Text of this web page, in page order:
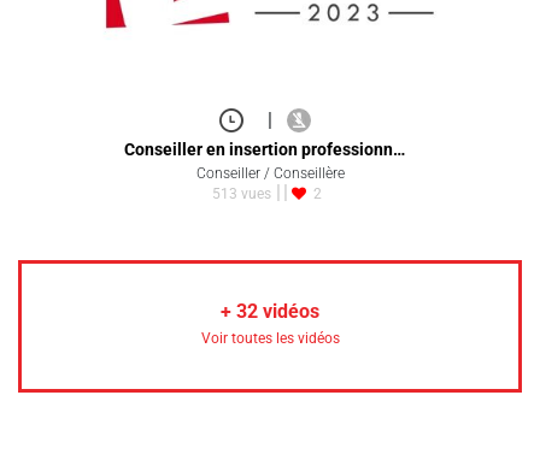
|
Conseiller en insertion professionn…
Conseiller / Conseillère
513 vues
2
+ 32 vidéos
Voir toutes les vidéos